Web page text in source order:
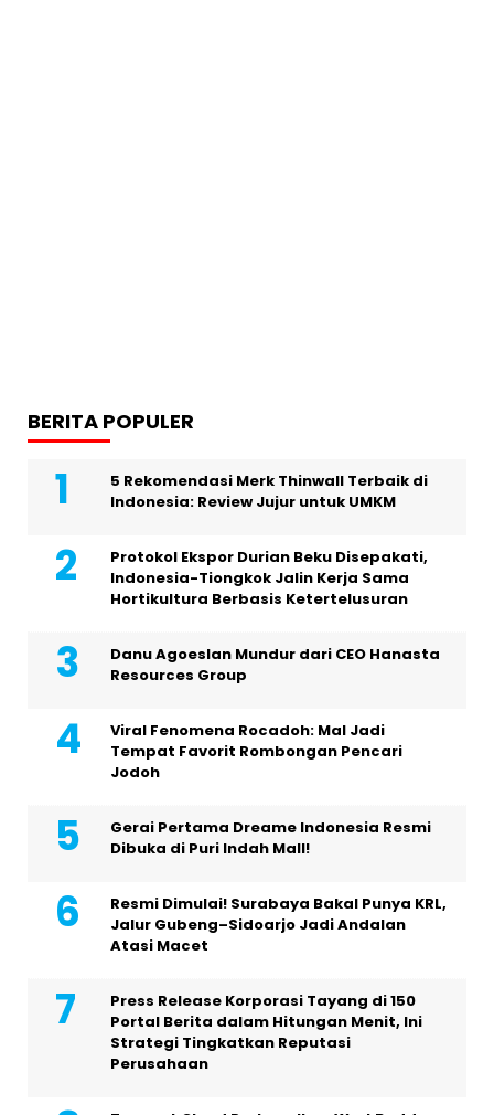
BERITA POPULER
5 Rekomendasi Merk Thinwall Terbaik di
Indonesia: Review Jujur untuk UMKM
Protokol Ekspor Durian Beku Disepakati,
Indonesia-Tiongkok Jalin Kerja Sama
Hortikultura Berbasis Ketertelusuran
Danu Agoeslan Mundur dari CEO Hanasta
Resources Group
Viral Fenomena Rocadoh: Mal Jadi
Tempat Favorit Rombongan Pencari
Jodoh
Gerai Pertama Dreame Indonesia Resmi
Dibuka di Puri Indah Mall!
Resmi Dimulai! Surabaya Bakal Punya KRL,
Jalur Gubeng–Sidoarjo Jadi Andalan
Atasi Macet
Press Release Korporasi Tayang di 150
Portal Berita dalam Hitungan Menit, Ini
Strategi Tingkatkan Reputasi
Perusahaan